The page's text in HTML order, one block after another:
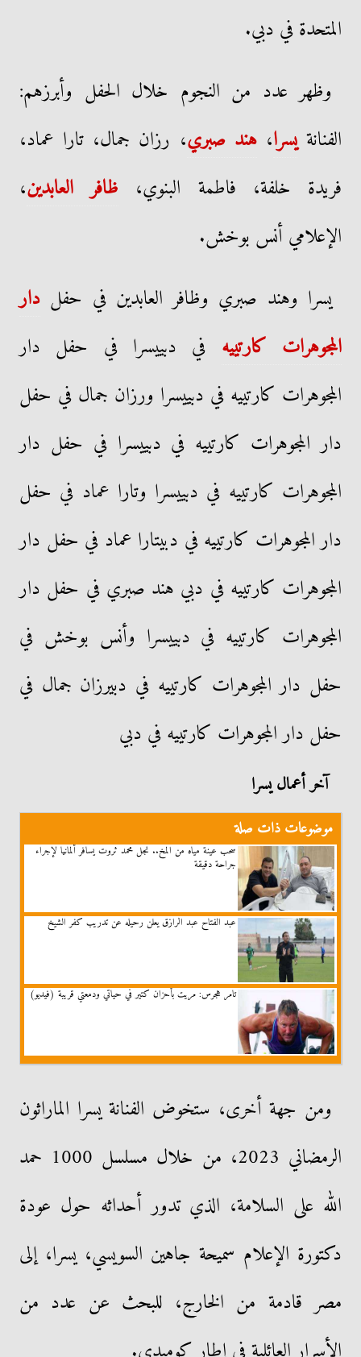
المتحدة في دبي.
وظهر عدد من النجوم خلال الحفل وأبرزهم:
الفنانةيسرا،هند صبري، رزان جمال، تارا عماد،
فريدة خلفة، فاطمة البنوي، ظافر العابدين،
الإعلامي أنس بوخش.
يسرا وهند صبري وظافر العابدين في حفل دار
المجوهرات كارتييه في دبييسرا في حفل دار
المجوهرات كارتييه في دبييسرا ورزان جمال في حفل
دار المجوهرات كارتييه في دبييسرا في حفل دار
المجوهرات كارتييه في دبييسرا وتارا عماد في حفل
دار المجوهرات كارتييه في دبيتارا عماد في حفل دار
المجوهرات كارتييه في دبي هند صبري في حفل دار
المجوهرات كارتييه في دبييسرا وأنس بوخش في
حفل دار المجوهرات كارتييه في دبيرزان جمال في
حفل دار المجوهرات كارتييه في دبي
آخر أعمال يسرا
موضوعات ذات صلة
سحب عينة مياه من المخ.. نجل محمد ثروت يسافر ألمانيا لإجراء
جراحة دقيقة
عبد الفتاح عبد الرازق يعلن رحيله عن تدريب كفر الشيخ
تامر هجرس: مريت بأحزان كتير في حياتي ودمعتي قريبة (فيديو)
ومن جهة أخرى، ستخوض الفنانة يسرا الماراثون
الرمضاني 2023، من خلال مسلسل 1000 حمد
الله على السلامة، الذي تدور أحداثه حول عودة
دكتورة الإعلام سميحة جاهين السويسي، يسرا، إلى
مصر قادمة من الخارج، للبحث عن عدد من